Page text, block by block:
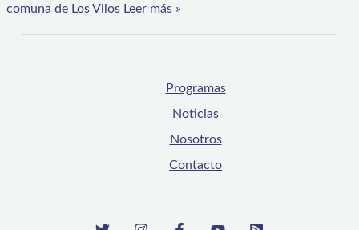
comuna de Los Vilos Leer más »
Programas
Noticias
Nosotros
Contacto